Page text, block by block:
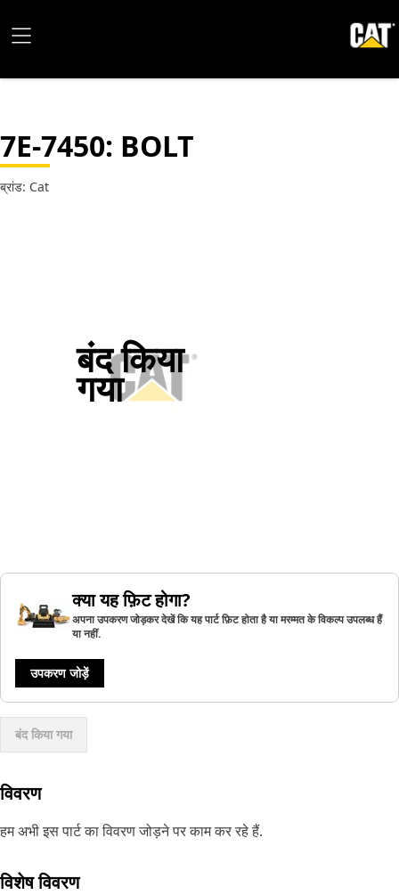
7E-7450: BOLT
ब्रांड: Cat
बंद किया
गया
क्या यह फ़िट होगा?
अपना उपकरण जोड़कर देखें कि यह पार्ट फ़िट होता है या मरम्मत के विकल्प उपलब्ध हैं
या नहीं.
उपकरण जोड़ें
बंद किया गया
विवरण
हम अभी इस पार्ट का विवरण जोड़ने पर काम कर रहे हैं.
विशेष विवरण